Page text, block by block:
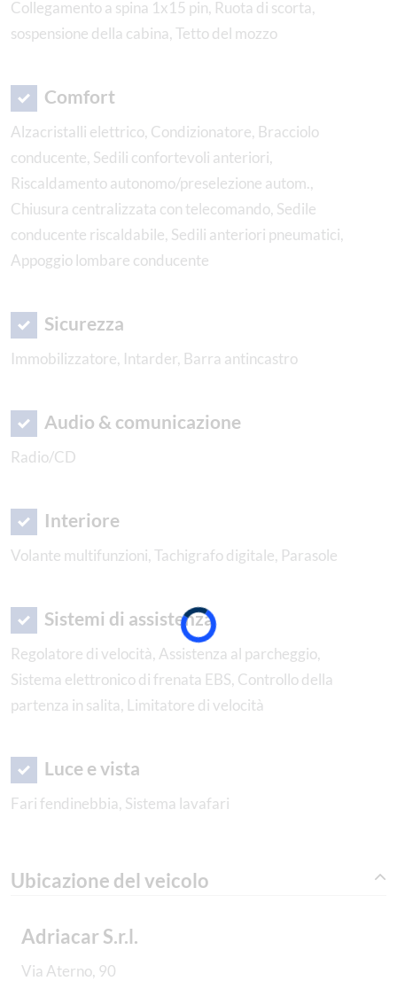
Collegamento a spina 1x15 pin, Ruota di scorta,
sospensione della cabina, Tetto del mozzo
Comfort
Alzacristalli elettrico, Condizionatore, Bracciolo
conducente, Sedili confortevoli anteriori,
Riscaldamento autonomo/preselezione autom.,
Chiusura centralizzata con telecomando, Sedile
conducente riscaldabile, Sedili anteriori pneumatici,
Appoggio lombare conducente
Sicurezza
Immobilizzatore, Intarder, Barra antincastro
Audio & comunicazione
Radio/CD
Interiore
Volante multifunzioni, Tachigrafo digitale, Parasole
Sistemi di assistenza
Regolatore di velocità, Assistenza al parcheggio,
Sistema elettronico di frenata EBS, Controllo della
partenza in salita, Limitatore di velocità
Luce e vista
Fari fendinebbia, Sistema lavafari
Ubicazione del veicolo
Adriacar S.r.l.
Via Aterno, 90